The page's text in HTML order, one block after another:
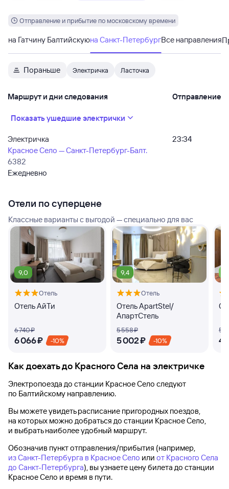
Отправление и прибытие по московскому времени
на Гатчину Балтийскуюна Санкт-ПетербургВсе направления
Пораньше Электричка Ласточка
Маршрут и дни следования Отправление
Показать ушедшие электрички
Электричка
Красное Село — Санкт-Петербург-Балт.
6382
Ежедневно
23:34
Отели по суперцене
Классные варианты с выгодой — специально для вас
9,0
Отель
Отель АйТи
6 ⁠740 ⁠₽
6 ⁠066 ⁠₽ -10%
9,4
Отель
Отель ApartStel/
АпартСтель
5 ⁠558 ⁠₽
5 ⁠002 ⁠₽ -10%
5
4
Как доехать до Красного Села на электричке
Электропоезда до станции Красное Село следуют
по Балтийскому направлению.
Вы можете увидеть расписание пригородных поездов,
на которых можно добраться до станции Красное Село,
и выбрать наиболее удобный маршрут.
Обозначив пункт отправления/прибытия (например,
из Санкт-Петербурга в Красное Село или от Красного Села
до Санкт-Петербурга), вы узнаете цену билета до станции
Красное Село и время в пути.